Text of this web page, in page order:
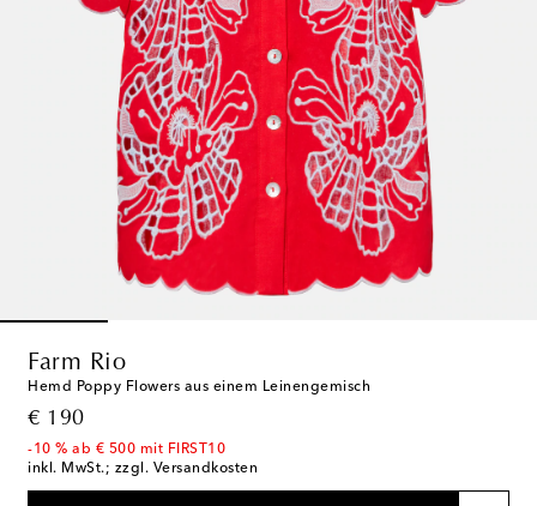
Farm Rio
Hemd Poppy Flowers aus einem Leinengemisch
€ 190
original price
-10 % ab € 500 mit FIRST10
inkl. MwSt.; zzgl. Versandkosten